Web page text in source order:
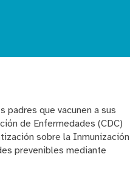
padres que vacunen a sus
de Enfermedades (CDC)
sobre la Inmunización
prevenibles mediante